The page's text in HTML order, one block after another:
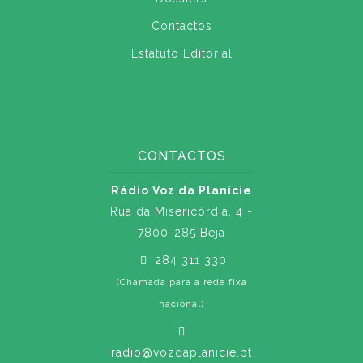
Contactos
Estatuto Editorial
CONTACTOS
Rádio Voz da Planície
Rua da Misericórdia, 4 -
7800-285 Beja
284 311 330
(Chamada para a rede fixa
nacional)
radio@vozdaplanicie.pt